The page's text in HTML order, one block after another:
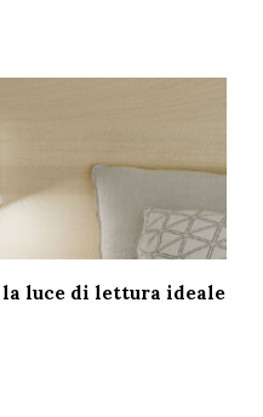
luce di lettura ideale